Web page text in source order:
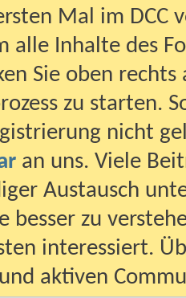
Mal im DCC
alle Inhalte des
Sie oben
zu starten.
nicht
an uns. Viele
Austausch
besser zu
interessiert.
aktiven